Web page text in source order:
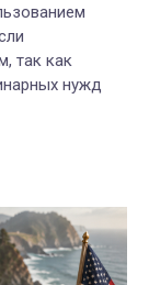
так как
нужд